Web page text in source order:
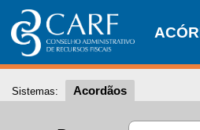
Sistemas: Acordãos